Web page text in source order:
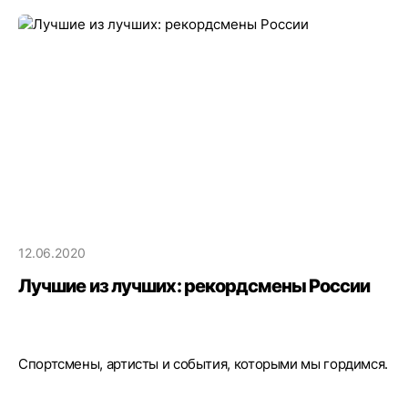
12.06.2020
Лучшие из лучших: рекордсмены России
Спортсмены, артисты и события, которыми мы гордимся.